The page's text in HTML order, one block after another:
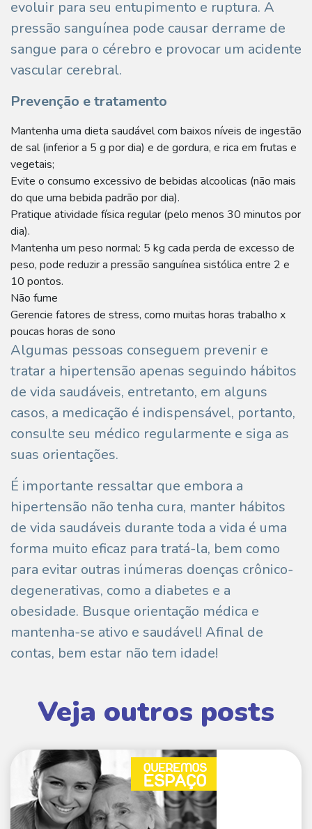
evoluir para seu entupimento e ruptura. A
pressão sanguínea pode causar derrame de
sangue para o cérebro e provocar um acidente
vascular cerebral.
Prevenção e tratamento
Mantenha uma dieta saudável com baixos níveis de ingestão
de sal (inferior a 5 g por dia) e de gordura, e rica em frutas e
vegetais;
Evite o consumo excessivo de bebidas alcoolicas (não mais
do que uma bebida padrão por dia).
Pratique atividade física regular (pelo menos 30 minutos por
dia).
Mantenha um peso normal: 5 kg cada perda de excesso de
peso, pode reduzir a pressão sanguínea sistólica entre 2 e
10 pontos.
Não fume
Gerencie fatores de stress, como muitas horas trabalho x
poucas horas de sono
Algumas pessoas conseguem prevenir e
tratar a hipertensão apenas seguindo hábitos
de vida saudáveis, entretanto, em alguns
casos, a medicação é indispensável, portanto,
consulte seu médico regularmente e siga as
suas orientações.
É importante ressaltar que embora a
hipertensão não tenha cura, manter hábitos
de vida saudáveis durante toda a vida é uma
forma muito eficaz para tratá-la, bem como
para evitar outras inúmeras doenças crônico-
degenerativas, como a diabetes e a
obesidade. Busque orientação médica e
mantenha-se ativo e saudável! Afinal de
contas, bem estar não tem idade!
Veja outros posts